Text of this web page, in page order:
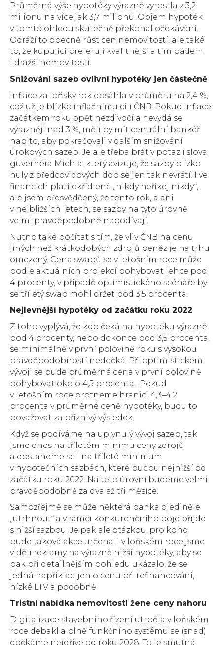
Průměrná výše hypotéky výrazně vyrostla z 3,2
milionu na více jak 3,7 milionu. Objem hypoték
v tomto ohledu skutečně překonal očekávání.
Odráží to obecně růst cen nemovitostí, ale také
to, že kupující preferují kvalitnější a tím pádem
i dražší nemovitosti.
Snižování sazeb ovlivní hypotéky jen částečně
Inflace za loňský rok dosáhla v průměru na 2,4 %,
což už je blízko inflačnímu cíli ČNB. Pokud inflace
začátkem roku opět nezdivočí a nevydá se
výrazněji nad 3 %, měli by mít centrální bankéři
nabito, aby pokračovali v dalším snižování
úrokových sazeb. Je ale třeba brát v potaz i slova
guvernéra Michla, který avizuje, že sazby blízko
nuly z předcovidových dob se jen tak nevrátí. I ve
financích platí okřídlené „nikdy neříkej nikdy“,
ale jsem přesvědčený, že tento rok, a ani
v nejbližších letech, se sazby na tyto úrovně
velmi pravděpodobně nepodívají.
Nutno také počítat s tím, že vliv ČNB na cenu
jiných než krátkodobých zdrojů peněz je na trhu
omezený. Cena swapů se v letošním roce může
podle aktuálních projekcí pohybovat lehce pod
4 procenty, v případě optimistického scénáře by
se tříletý swap mohl držet pod 3,5 procenta.
Nejlevnější hypotéky od začátku roku 2022
Z toho vyplývá, že kdo čeká na hypotéku výrazně
pod 4 procenty, nebo dokonce pod 3,5 procenta,
se minimálně v první polovině roku s vysokou
pravděpodobností nedočká. Při optimistickém
vývoji se bude průměrná cena v první polovině
pohybovat okolo 4,5 procenta. Pokud
v letošním roce protneme hranici 4,3–4,2
procenta v průměrné ceně hypotéky, budu to
považovat za příznivý výsledek.
Když se podíváme na uplynulý vývoj sazeb, tak
jsme dnes na tříletém minimu ceny zdrojů
a dostaneme se i na tříleté minimum
v hypotečních sazbách, které budou nejnižší od
začátku roku 2022. Na této úrovni budeme velmi
pravděpodobně za dva až tři měsíce.
Samozřejmě se může některá banka ojediněle
„utrhnout“ a v rámci konkurenčního boje přijde
s nižší sazbou. Je pak ale otázkou, pro koho
bude taková akce určena. I v loňském roce jsme
viděli reklamy na výrazně nižší hypotéky, aby se
pak při detailnějším pohledu ukázalo, že se
jedná například jen o cenu při refinancování,
nízké LTV a podobně.
Tristní nabídka nemovitostí žene ceny nahoru
Digitalizace stavebního řízení utrpěla v loňském
roce debakl a plně funkčního systému se (snad)
dočkáme nejdříve od roku 2028. To je smutná